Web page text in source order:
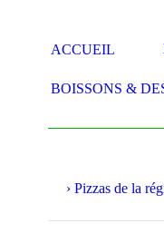
ACCUEIL
BOISSONS &
Pizzas de la